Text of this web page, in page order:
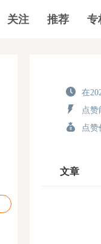
关注 推荐 专
在
点赞
点赞
文章